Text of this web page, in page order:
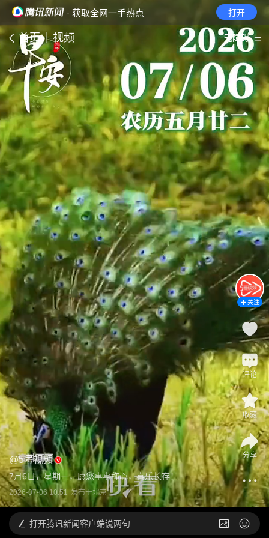
· 获取全网一手热点 打开
首页 视频 无障碍
@5号视频
7月6日，星期一，愿您事事称心，喜乐长存！
2026-07-06 10:51 发布于北京
关注
评论
收藏
分享
打开腾讯新闻客户端说两句